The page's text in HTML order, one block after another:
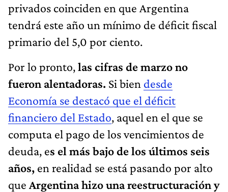
privados coinciden en que Argentina
tendrá este año un mínimo de déficit fiscal
primario del 5,0 por ciento.
Por lo pronto,las cifras de marzo no
fueron alentadoras. Si bien desde
Economía se destacó que el déficit
financiero del Estado, aquel en el que se
computa el pago de los vencimientos de
deuda, es el más bajo de los últimos seis
años, en realidad se está pasando por alto
que Argentina hizo una reestructuración y